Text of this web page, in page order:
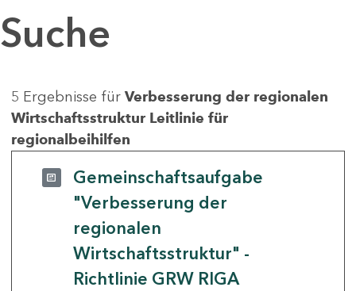
Suche
5 Ergebnisse für Verbesserung der regionalen
Wirtschaftsstruktur Leitlinie für
regionalbeihilfen
Gemeinschaftsaufgabe
"Verbesserung der
regionalen
Wirtschaftsstruktur" -
Richtlinie GRW RIGA